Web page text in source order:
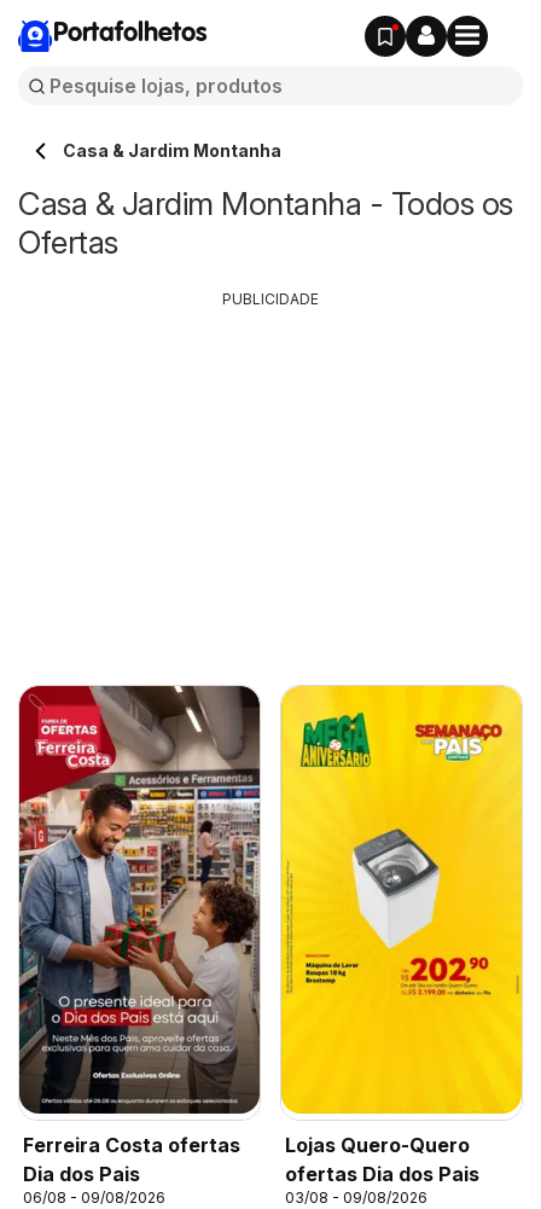
Portafolhetos
Casa & Jardim Montanha
Casa & Jardim Montanha - Todos os
Ofertas
Ferreira Costa ofertas
Dia dos Pais
06/08 - 09/08/2026
Lojas Quero-Quero
ofertas Dia dos Pais
03/08 - 09/08/2026
PUBLICIDADE